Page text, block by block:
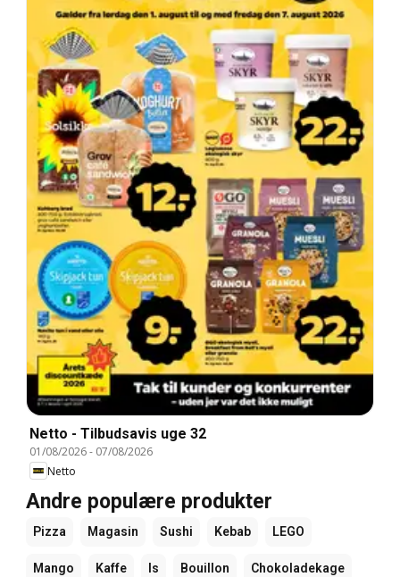
Netto - Tilbudsavis uge 32
01/08/2026- 07/08/2026
Netto
Andre populære produkter
Pizza Magasin Sushi Kebab LEGO
Mango Kaffe Is Bouillon Chokoladekage